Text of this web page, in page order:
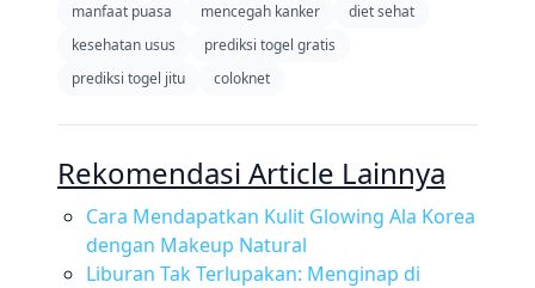
manfaat puasa
mencegah kanker
diet sehat
kesehatan usus
prediksi togel gratis
prediksi togel jitu
coloknet
Rekomendasi Article Lainnya
Cara Mendapatkan Kulit Glowing Ala Korea
dengan Makeup Natural
Liburan Tak Terlupakan: Menginap di